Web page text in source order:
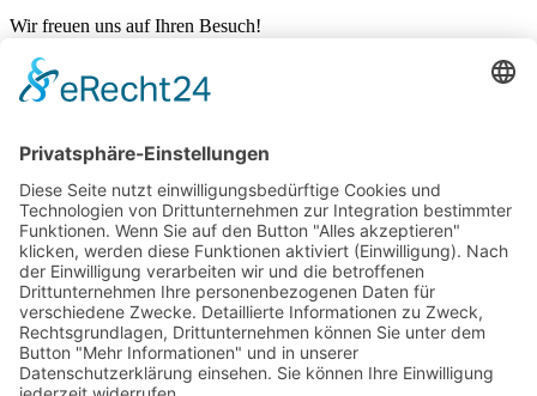
Wir freuen uns auf Ihren Besuch!
Mannschaften
Sponsoren
Vorstand / Verein
Historie
Training
Social Life
LUPO im Fokus
Mannschaften
News
Sponsoren
Vorstand / Verein
Historie